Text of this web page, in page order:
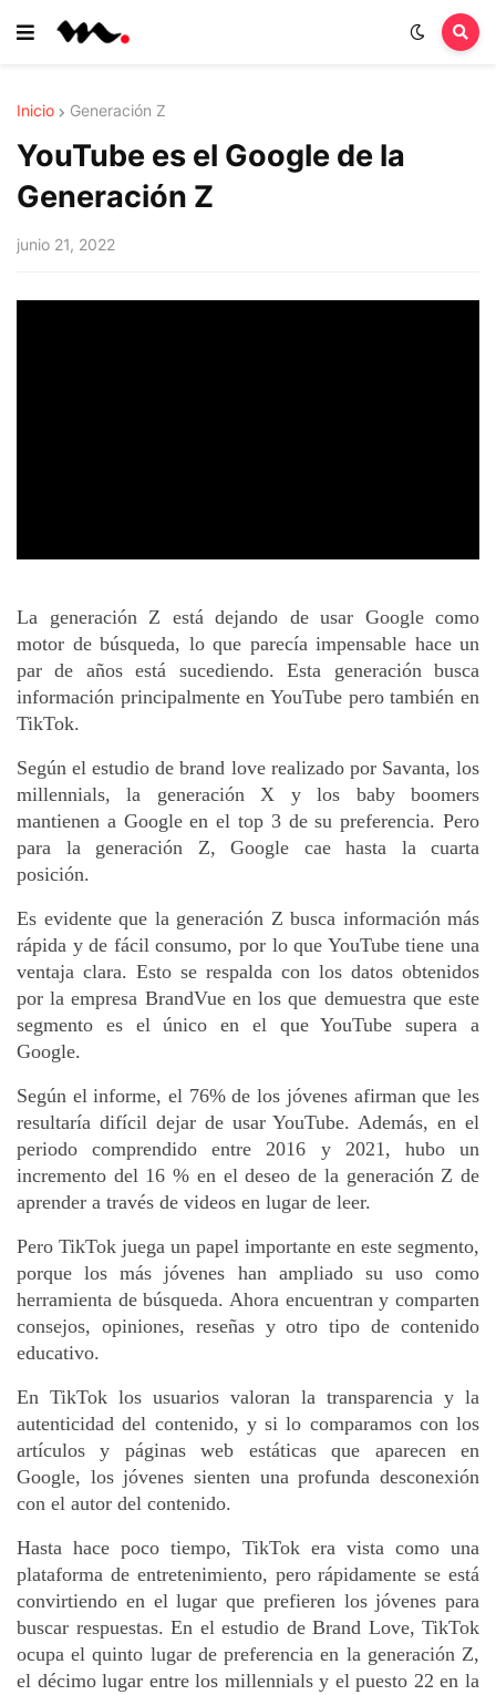
Inicio Generación Z
YouTube es el Google de la
Generación Z
junio 21, 2022
La generación Z está dejando de usar Google como
motor de búsqueda, lo que parecía impensable hace un
par de años está sucediendo. Esta generación busca
información principalmente en YouTube pero también en
TikTok.
Según el estudio de brand love realizado por Savanta, los
millennials, la generación X y los baby boomers
mantienen a Google en el top 3 de su preferencia. Pero
para la generación Z, Google cae hasta la cuarta
posición.
Es evidente que la generación Z busca información más
rápida y de fácil consumo, por lo que YouTube tiene una
ventaja clara. Esto se respalda con los datos obtenidos
por la empresa BrandVue en los que demuestra que este
segmento es el único en el que YouTube supera a
Google.
Según el informe, el 76% de los jóvenes afirman que les
resultaría difícil dejar de usar YouTube. Además, en el
periodo comprendido entre 2016 y 2021, hubo un
incremento del 16 % en el deseo de la generación Z de
aprender a través de videos en lugar de leer.
Pero TikTok juega un papel importante en este segmento,
porque los más jóvenes han ampliado su uso como
herramienta de búsqueda. Ahora encuentran y comparten
consejos, opiniones, reseñas y otro tipo de contenido
educativo.
En TikTok los usuarios valoran la transparencia y la
autenticidad del contenido, y si lo comparamos con los
artículos y páginas web estáticas que aparecen en
Google, los jóvenes sienten una profunda desconexión
con el autor del contenido.
Hasta hace poco tiempo, TikTok era vista como una
plataforma de entretenimiento, pero rápidamente se está
convirtiendo en el lugar que prefieren los jóvenes para
buscar respuestas. En el estudio de Brand Love, TikTok
ocupa el quinto lugar de preferencia en la generación Z,
el décimo lugar entre los millennials y el puesto 22 en la